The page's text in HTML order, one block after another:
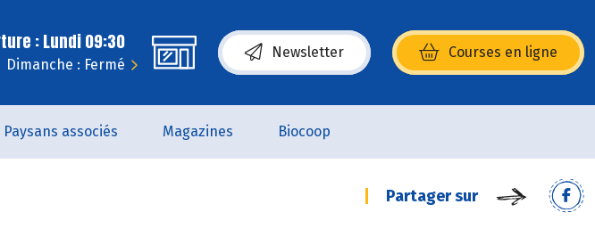
: Lundi 09:30
Dimanche : Fermé
Newsletter Courses en ligne
(s’ouvre dans une nouvelle fenêtre)
Paysans associés Magazines Biocoop
Partager sur